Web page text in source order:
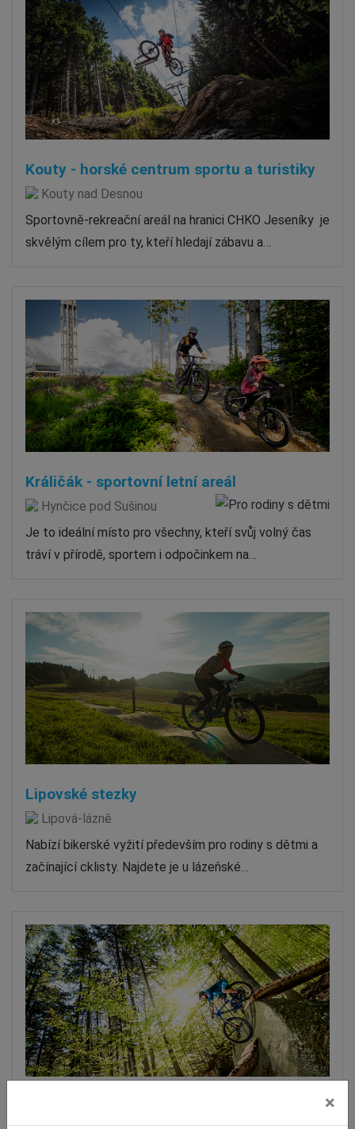
Kouty - horské centrum sportu a turistiky
Kouty nad Desnou
Sportovně-rekreační areál na hranici CHKO Jeseníky je
skvělým cílem pro ty, kteří hledají zábavu a…
Králičák - sportovní letní areál
Hynčice pod Sušinou
Je to ideální místo pro všechny, kteří svůj volný čas
tráví v přírodě, sportem i odpočinkem na…
Lipovské stezky
Lipová-lázně
Nabízí bikerské vyžití především pro rodiny s dětmi a
začínající cklisty. Najdete je u lázeňské…
×